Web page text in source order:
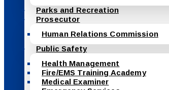
Parks and Recreation
Prosecutor
Human Relations Commission
Public Safety
Health Management
Fire/EMS Training Academy
Medical Examiner